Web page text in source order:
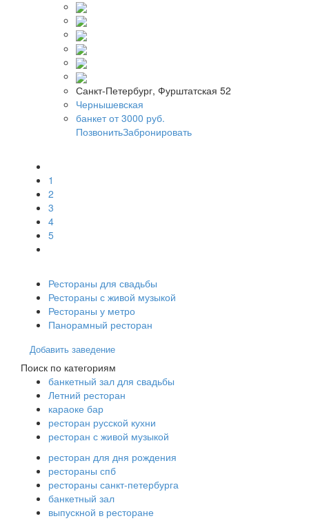
Санкт-Петербург, Фурштатская 52
Чернышевская
банкет от 3000 руб.
ПозвонитьЗабронировать
1
2
3
4
5
Рестораны для свадьбы
Рестораны с живой музыкой
Рестораны у метро
Панорамный ресторан
Добавить заведение
Поиск по категориям
банкетный зал для свадьбы
Летний ресторан
караоке бар
ресторан русской кухни
ресторан с живой музыкой
ресторан для дня рождения
рестораны спб
рестораны санкт-петербурга
банкетный зал
выпускной в ресторане